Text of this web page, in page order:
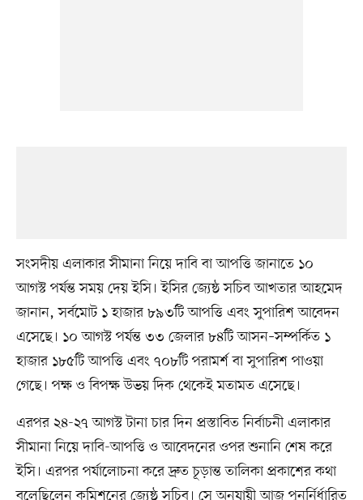
সংসদীয় এলাকার সীমানা নিয়ে দাবি বা আপত্তি জানাতে ১০
আগস্ট পর্যন্ত সময় দেয় ইসি। ইসির জ্যেষ্ঠ সচিব আখতার আহমেদ
জানান, সর্বমোট ১ হাজার ৮৯৩টি আপত্তি এবং সুপারিশ আবেদন
এসেছে। ১০ আগস্ট পর্যন্ত ৩৩ জেলার ৮৪টি আসন–সম্পর্কিত ১
হাজার ১৮৫টি আপত্তি এবং ৭০৮টি পরামর্শ বা সুপারিশ পাওয়া
গেছে। পক্ষ ও বিপক্ষ উভয় দিক থেকেই মতামত এসেছে।
এরপর ২৪-২৭ আগস্ট টানা চার দিন প্রস্তাবিত নির্বাচনী এলাকার
সীমানা নিয়ে দাবি-আপত্তি ও আবেদনের ওপর শুনানি শেষ করে
ইসি। এরপর পর্যালোচনা করে দ্রুত চূড়ান্ত তালিকা প্রকাশের কথা
বলেছিলেন কমিশনের জ্যেষ্ঠ সচিব। সে অনুযায়ী আজ পুনর্নির্ধারিত